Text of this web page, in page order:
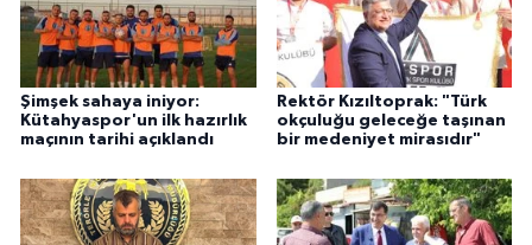
Şimşek sahaya iniyor:
Kütahyaspor'un ilk hazırlık
maçının tarihi açıklandı
Rektör Kızıltoprak: "Türk
okçuluğu geleceğe taşınan
bir medeniyet mirasıdır"